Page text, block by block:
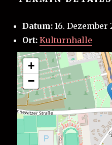
Datum: 16. Dezember
Ort: Kulturnhalle
+
−